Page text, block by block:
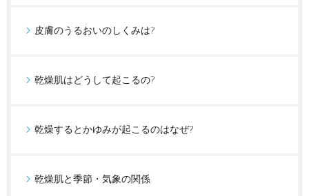
皮膚のうるおいのしくみは?
乾燥肌はどうして起こるの?
乾燥するとかゆみが起こるのはなぜ?
乾燥肌と季節・気象の関係